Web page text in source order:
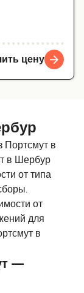
цену
Портсмут в
в Шербур
от типа
от
для
в
—